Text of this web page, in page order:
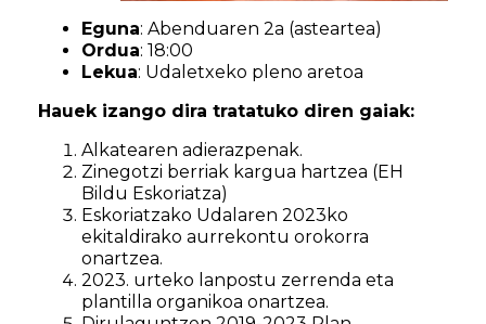
Eguna: Abenduaren 2a (asteartea)
Ordua: 18:00
Lekua: Udaletxeko pleno aretoa
Hauek izango dira tratatuko diren gaiak:
Alkatearen adierazpenak.
Zinegotzi berriak kargua hartzea (EH
Bildu Eskoriatza)
Eskoriatzako Udalaren 2023ko
ekitaldirako aurrekontu orokorra
onartzea.
2023. urteko lanpostu zerrenda eta
plantilla organikoa onartzea.